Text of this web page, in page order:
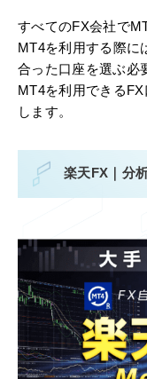
すべてのFX会社で
MT4を利用する際に
合った口座を選ぶ必
MT4を利用できる
します。
楽天FX｜分